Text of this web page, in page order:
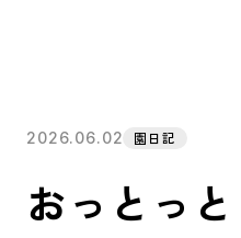
2026.06.02 園日記
おっとっ